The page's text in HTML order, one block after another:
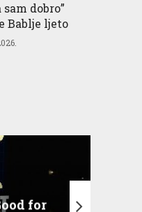
dobro”
Bablje ljeto
for